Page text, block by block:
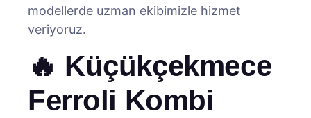
modellerde uzman ekibimizle hizmet
veriyoruz.
🔥 Küçükçekmece
Ferroli Kombi